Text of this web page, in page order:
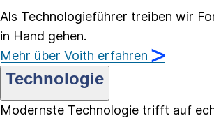
Als Technologieführer treiben wir
in Hand gehen.
Mehr über Voith erfahren
Technologie
Modernste Technologie trifft auf